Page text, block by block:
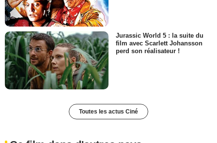
Jurassic World 5 : la suite du
film avec Scarlett Johansson
perd son réalisateur !
Toutes les actus Ciné